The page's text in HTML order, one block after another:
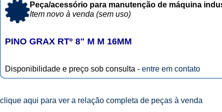
Peça/acessório para manutenção de máquina
Item novo à venda (sem uso)
PINO GRAX RTº 8" M M 16MM
Disponibilidade e preço sob consulta - entre em contato
clique aqui para ver a relação completa de peças à venda